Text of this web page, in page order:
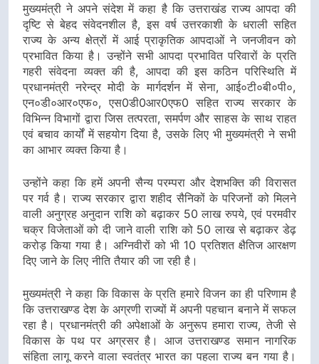
मुख्यमंत्री ने अपने संदेश में कहा है कि उत्तराखंड राज्य आपदा की
दृष्टि से बेहद संवेदनशील है, इस वर्ष उत्तरकाशी के धराली सहित
राज्य के अन्य क्षेत्रों में आई प्राकृतिक आपदाओं ने जनजीवन को
प्रभावित किया है। उन्होंने सभी आपदा प्रभावित परिवारों के प्रति
गहरी संवेदना व्यक्त की है, आपदा की इस कठिन परिस्थिति में
प्रधानमंत्री नरेन्द्र मोदी के मार्गदर्शन में सेना, आई०टी०बी०पी०,
एन०डी०आर०एफ०, एस0डी0आर0एफ0 सहित राज्य सरकार के
विभिन्न विभागों द्वारा जिस तत्परता, समर्पण और साहस के साथ राहत
एवं बचाव कार्यों में सहयोग दिया है, उसके लिए भी मुख्यमंत्री ने सभी
का आभार व्यक्त किया है।
उन्होंने कहा कि हमें अपनी सैन्य परम्परा और देशभक्ति की विरासत
पर गर्व है। राज्य सरकार द्वारा शहीद सैनिकों के परिजनों को मिलने
वाली अनुग्रह अनुदान राशि को बढ़ाकर 50 लाख रुपये, एवं परमवीर
चक्र विजेताओं को दी जाने वाली राशि को 50 लाख से बढ़ाकर डेढ़
करोड़ किया गया है। अग्निवीरों को भी 10 प्रतिशत क्षैतिज आरक्षण
दिए जाने के लिए नीति तैयार की जा रही है।
मुख्यमंत्री ने कहा कि विकास के प्रति हमारे विजन का ही परिणाम है
कि उत्तराखण्ड देश के अग्रणी राज्यों में अपनी पहचान बनाने में सफल
रहा है। प्रधानमंत्री की अपेक्षाओं के अनुरूप हमारा राज्य, तेजी से
विकास के पथ पर अग्रसर है। आज उत्तराखण्ड समान नागरिक
संहिता लागू करने वाला स्वतंत्र भारत का पहला राज्य बन गया है।